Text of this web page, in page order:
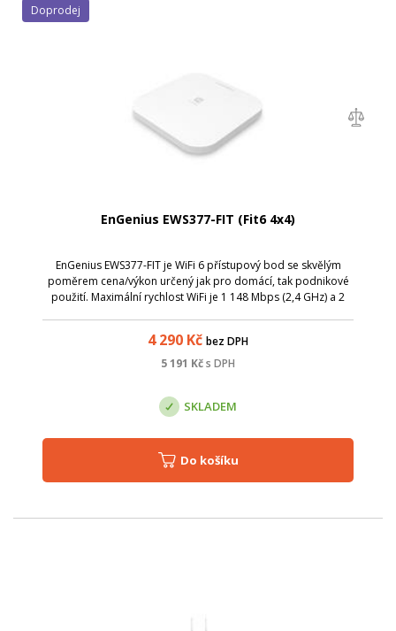
EnGenius EWS377-FIT (Fit6 4x4)
EnGenius EWS377-FIT je WiFi 6 přístupový bod se skvělým
poměrem cena/výkon určený jak pro domácí, tak podnikové
použití. Maximální rychlost WiFi je 1 148 Mbps (2,4 GHz) a 2
4 290 Kč bez DPH
5 191 Kčs DPH
Doprodej
SKLADEM
Do košíku